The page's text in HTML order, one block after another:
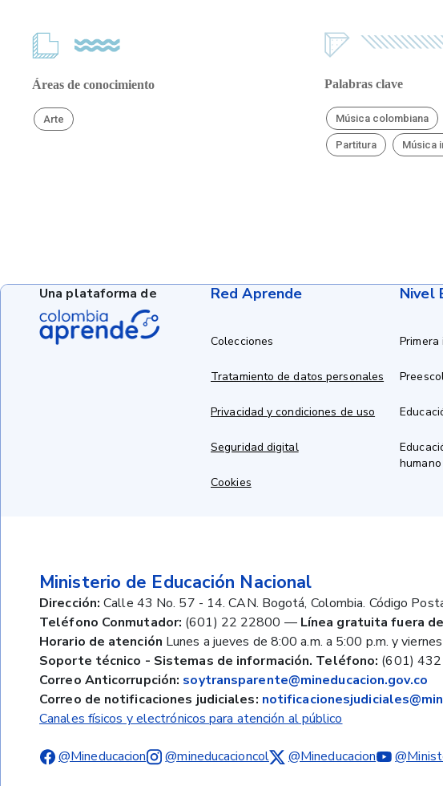
Áreas de conocimiento
Arte
Palabras clave
Música colombiana
Partitura Música
Red Aprende
Colecciones
Tratamiento de datos personales
Privacidad y condiciones de uso
Seguridad digital
Cookies
Nivel
humano
Ministerio de Educación Nacional
Dirección: Calle 43 No. 57 - 14. CAN. Bogotá, Colombia. Código
Teléfono Conmutador: (601) 22 22800 — Línea gratuita fuera
Horario de atención Lunes a jueves de 8:00 a.m. a 5:00 p.m. y
Soporte técnico - Sistemas de información. Teléfono: (601)
Correo Anticorrupción: soytransparente@mineducacion.gov.co
Correo de notificaciones judiciales:
Canales físicos y electrónicos para atención al público
@Mineducacion @mineducacioncol @Mineducacion
Una plataforma de